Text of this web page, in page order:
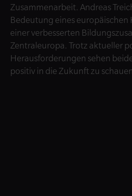
Zusammenarbeit. Andreas
Bedeutung eines europäischen
einer verbesserten
Zentraleuropa. Trotz aktueller
Herausforderungen sehen
positiv in die Zukunft zu